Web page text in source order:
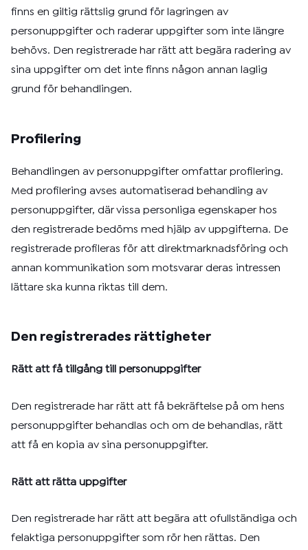
finns en giltig rättslig grund för lagringen av
personuppgifter och raderar uppgifter som inte längre
behövs. Den registrerade har rätt att begära radering av
sina uppgifter om det inte finns någon annan laglig
grund för behandlingen.
Profilering
Behandlingen av personuppgifter omfattar profilering.
Med profilering avses automatiserad behandling av
personuppgifter, där vissa personliga egenskaper hos
den registrerade bedöms med hjälp av uppgifterna. De
registrerade profileras för att direktmarknadsföring och
annan kommunikation som motsvarar deras intressen
lättare ska kunna riktas till dem.
Den registrerades rättigheter
Rätt att få tillgång till personuppgifter
Den registrerade har rätt att få bekräftelse på om hens
personuppgifter behandlas och om de behandlas, rätt
att få en kopia av sina personuppgifter.
Rätt att rätta uppgifter
Den registrerade har rätt att begära att ofullständiga och
felaktiga personuppgifter som rör hen rättas. Den